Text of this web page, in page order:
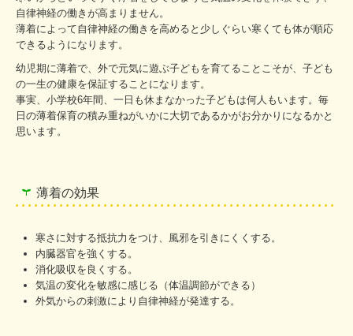
自律神経の働きが高まりません。
薄着によって自律神経の働きを高めると少しぐらい寒くても体が順応
できるようになります。
幼児期に薄着で、外で元気に遊ぶ子どもを育てることこそが、子ども
の一生の健康を保証することになります。
事実、小学校6年間、一日も休まなかった子どもは何人もいます。毎
日の薄着保育の積み重ねがいかに大切であるかがお分かりになるかと
思います。
薄着の効果
寒さに対する抵抗力をつけ、風邪を引きにくくする。
内臓器官を強くする。
消化吸収を良くする。
気温の変化を敏感に感じる（体温調節ができる）
外気からの刺激により自律神経が発達する。